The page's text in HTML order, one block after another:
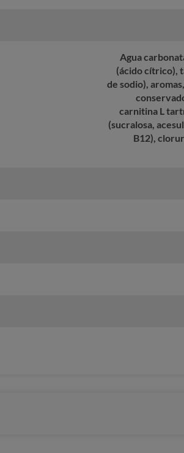
Agua
(ácido cítrico),
de sodio),
carnitina L
(sucralosa,
B12),